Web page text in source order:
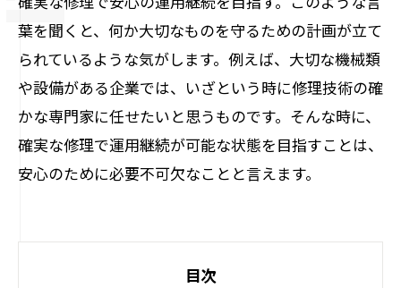
葉を聞くと、何か大切なものを守るための計画が立て
られているような気がします。例えば、大切な機械類
や設備がある企業では、いざという時に修理技術の確
かな専門家に任せたいと思うものです。そんな時に、
確実な修理で運用継続が可能な状態を目指すことは、
安心のために必要不可欠なことと言えます。
目次